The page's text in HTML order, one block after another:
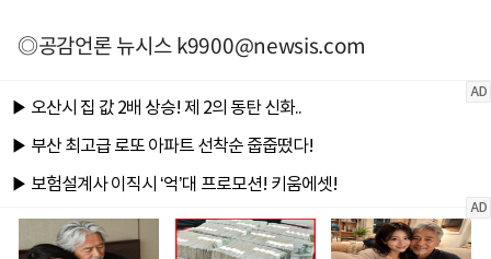
◎공감언론 뉴시스k9900@newsis.com